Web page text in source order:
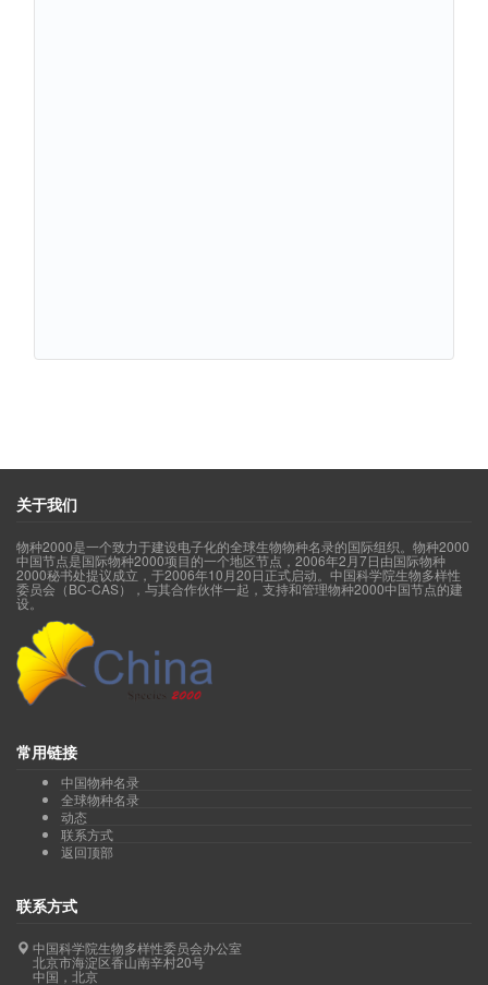
关于我们
物种2000是一个致力于建设电子化的全球生物物种名录的国际组织。物种2000
中国节点是国际物种2000项目的一个地区节点，2006年2月7日由国际物种
2000秘书处提议成立，于2006年10月20日正式启动。中国科学院生物多样性
委员会（BC-CAS），与其合作伙伴一起，支持和管理物种2000中国节点的建
设。
常用链接
中国物种名录
全球物种名录
动态
联系方式
返回顶部
联系方式
中国科学院生物多样性委员会办公室
北京市海淀区香山南辛村20号
中国，北京